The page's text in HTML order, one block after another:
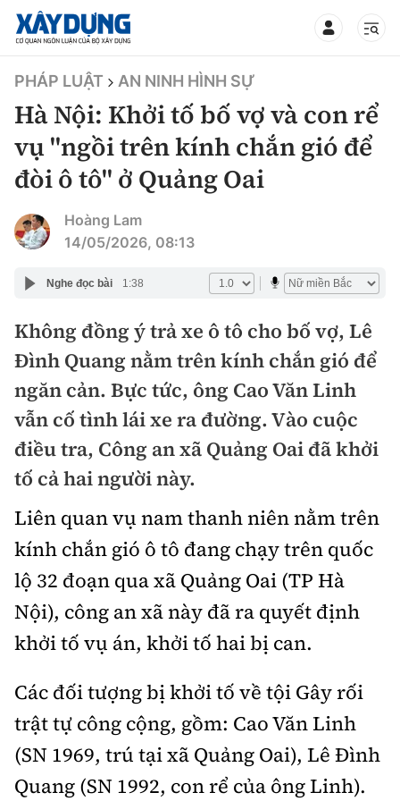
TIN BỘ XÂY DỰNG
CHUYÊN MỤC
Mới nhất
Thời sự
Chính trị
Xã hội
Chuyện dọc đường
Cải chính
Xây dựng
Chỉ đạo điều hành
Quy hoạch kiến trúc
Vật liệu xây dựng
Giám định chất lượng
Quản lý đô thị
Giao thông
Quản lý
Đường bộ
Hàng không
Đăng kiểm
Đường sắt tốc độ cao
Đường thủy
Hàng hải
Đường sắt đô thị
Kinh tế
Thị trường
Tài chính
Chứng khoán
Bảo hiểm
Thanh tra
An ninh hình sự
Điều tra
Hỏi - Đáp
An toàn giao thông
Giao thông 24h
ATGT địa phương
Văn hóa giao thông
Lái xe an toàn
Chung tay vì ATGT
Chất lượng sống
Giáo dục
Y tế
Đời sống
Lao động - Công đoàn
Văn hóa - Giải Trí
Văn hóa
Showbiz
Điện ảnh
Thể thao
Bóng đá
Bình luận
Công nghệ
PHÁP LUẬT AN NINH HÌNH SỰ
Hà Nội: Khởi tố bố vợ và con rể
vụ "ngồi trên kính chắn gió để
đòi ô tô'' ở Quảng Oai
Hoàng Lam
14/05/2026, 08:13
Nghe đọc bài 1:38
Không đồng ý trả xe ô tô cho bố vợ, Lê
Đình Quang nằm trên kính chắn gió để
ngăn cản. Bực tức, ông Cao Văn Linh
vẫn cố tình lái xe ra đường. Vào cuộc
điều tra, Công an xã Quảng Oai đã khởi
tố cả hai người này.
Liên quan vụ nam thanh niên nằm trên
kính chắn gió ô tô đang chạy trên quốc
lộ 32 đoạn qua xã Quảng Oai (TP Hà
Nội), công an xã này đã ra quyết định
khởi tố vụ án, khởi tố hai bị can.
Các đối tượng bị khởi tố về tội Gây rối
trật tự công cộng, gồm: Cao Văn Linh
(SN 1969, trú tại xã Quảng Oai), Lê Đình
Quang (SN 1992, con rể của ông Linh).